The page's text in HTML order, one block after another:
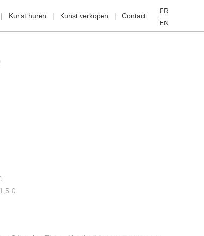
FR
EN
Kunst huren Kunst verkopen Contact
€